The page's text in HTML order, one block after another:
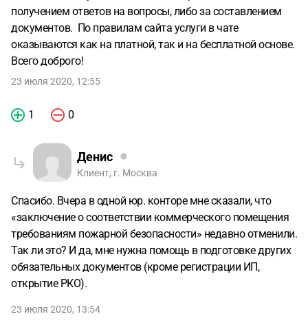
получением ответов на вопросы, либо за составлением
документов. По правилам сайта услуги в чате
оказываются как на платной, так и на бесплатной основе.
Всего доброго!
23 июля 2020, 12:55
1 0
Денис
Клиент, г. Москва
Спасибо. Вчера в одной юр. конторе мне сказали, что
«заключение о соответствии коммерческого помещения
требованиям пожарной безопасности» недавно отменили.
Так ли это? И да, мне нужна помощь в подготовке других
обязательных документов (кроме регистрации ИП,
открытие РКО).
23 июля 2020, 13:54